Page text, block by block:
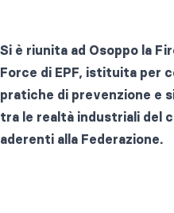
Si è riunita ad Osoppo la
Force di EPF, istituita per
pratiche di prevenzione e
tra le realtà industriali del
aderenti alla Federazione.